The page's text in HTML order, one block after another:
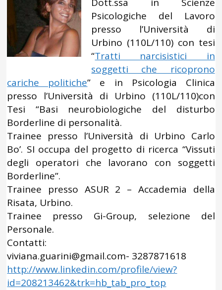
Psicologiche del Lavoro
presso l’Università di
Urbino (110L/110) con tesi
“Tratti narcisistici in
soggetti che ricoprono
cariche politiche” e in Psicologia Clinica
presso l’Università di Urbino (110L/110)con
Tesi “Basi neurobiologiche del disturbo
Borderline di personalità.
Trainee presso l’Università di Urbino Carlo
Bo’. SI occupa del progetto di ricerca “Vissuti
degli operatori che lavorano con soggetti
Borderline”.
Trainee presso ASUR 2 – Accademia della
Risata, Urbino.
Trainee presso Gi-Group, selezione del
Personale.
Contatti:
viviana.guarini@gmail.com- 3287871618
http://www.linkedin.com/profile/view?
id=208213462&trk=hb_tab_pro_top